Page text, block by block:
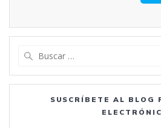
SUSCRÍBETE AL BLOG